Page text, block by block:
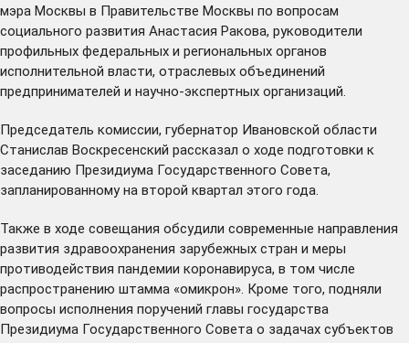
мэра Москвы в Правительстве Москвы по вопросам
социального развития Анастасия Ракова, руководители
профильных федеральных и региональных органов
исполнительной власти, отраслевых объединений
предпринимателей и научно-экспертных организаций.
Председатель комиссии, губернатор Ивановской области
Станислав Воскресенский рассказал о ходе подготовки к
заседанию Президиума Государственного Совета,
запланированному на второй квартал этого года.
Также в ходе совещания обсудили современные направления
развития здравоохранения зарубежных стран и меры
противодействия пандемии коронавируса, в том числе
распространению штамма «омикрон». Кроме того, подняли
вопросы исполнения поручений главы государства
Президиума Государственного Совета о задачах субъектов